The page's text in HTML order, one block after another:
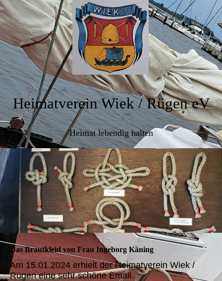
Heimatverein Wiek / Rügen eV
Heimat lebendig halten
Das Brautkleid von Frau Ingeborg Käning
Am 15.01.2024 erhielt der Heimatverein Wiek /
Rügen eine sehr schöne Email.